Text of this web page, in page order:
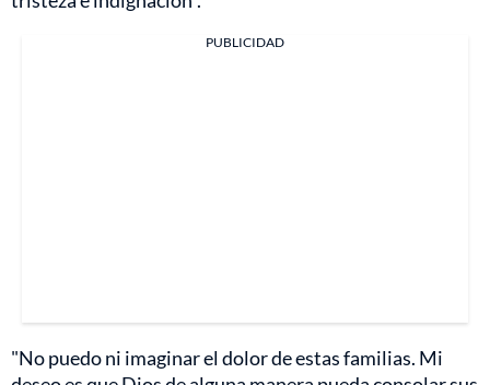
PUBLICIDAD
"No puedo ni imaginar el dolor de estas familias. Mi